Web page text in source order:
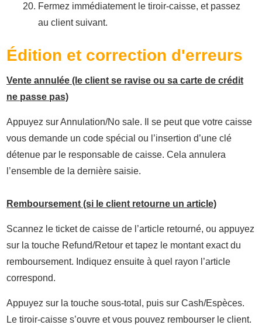
Fermez immédiatement le tiroir-caisse, et passez
au client suivant.
Édition et correction d'erreurs
Vente annulée (le client se ravise ou sa carte de crédit
ne passe pas)
Appuyez sur Annulation/No sale. Il se peut que votre caisse
vous demande un code spécial ou l’insertion d’une clé
détenue par le responsable de caisse. Cela annulera
l’ensemble de la dernière saisie.
Remboursement (si le client retourne un article)
Scannez le ticket de caisse de l’article retourné, ou appuyez
sur la touche Refund/Retour et tapez le montant exact du
remboursement. Indiquez ensuite à quel rayon l’article
correspond.
Appuyez sur la touche sous-total, puis sur Cash/Espèces.
Le tiroir-caisse s’ouvre et vous pouvez rembourser le client.